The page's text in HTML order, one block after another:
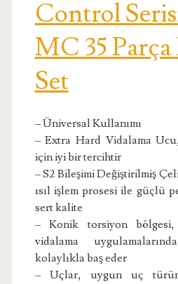
Control
MC 35 Parça
Set
– Üniversal Kullanımı
– Extra Hard Vidalama
için iyi bir tercihtir
– S2 Bileşimi Değiştirilmiş
ısıl işlem prosesi ile güçlü
sert kalite
– Konik torsiyon bölgesi,
vidalama
kolaylıkla baş eder
– Uçlar, uygun uç